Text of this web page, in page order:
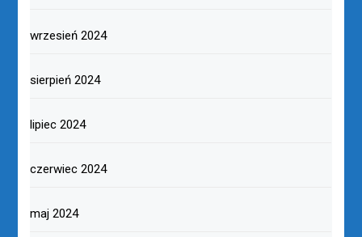
wrzesień 2024
sierpień 2024
lipiec 2024
czerwiec 2024
maj 2024